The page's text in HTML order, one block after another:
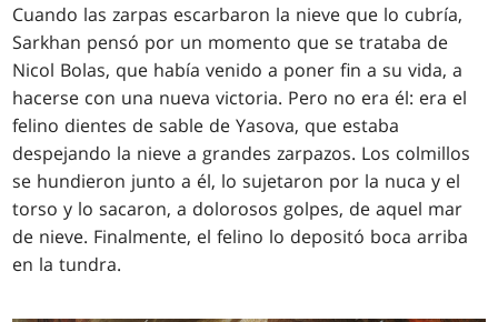
Cuando las zarpas escarbaron la nieve que lo cubría,
Sarkhan pensó por un momento que se trataba de
Nicol Bolas, que había venido a poner fin a su vida, a
hacerse con una nueva victoria. Pero no era él: era el
felino dientes de sable de Yasova, que estaba
despejando la nieve a grandes zarpazos. Los colmillos
se hundieron junto a él, lo sujetaron por la nuca y el
torso y lo sacaron, a dolorosos golpes, de aquel mar
de nieve. Finalmente, el felino lo depositó boca arriba
en la tundra.